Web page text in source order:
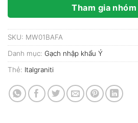
Tham gia
SKU: MW01BAFA
Danh mục: Gạch nhập khẩu Ý
Thẻ: Italgraniti